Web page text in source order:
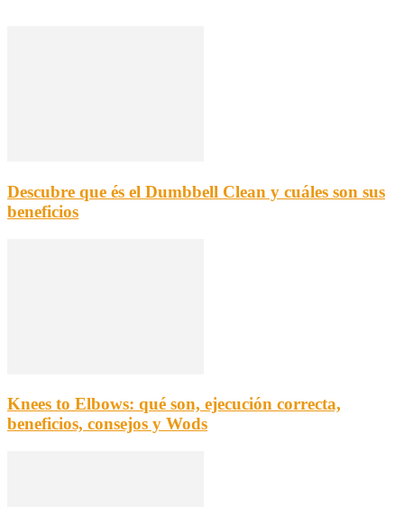
Descubre que és el Dumbbell Clean y cuáles son sus
beneficios
Knees to Elbows: qué son, ejecución correcta,
beneficios, consejos y Wods